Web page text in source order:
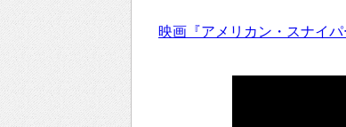
映画『アメリカン・スナイパ